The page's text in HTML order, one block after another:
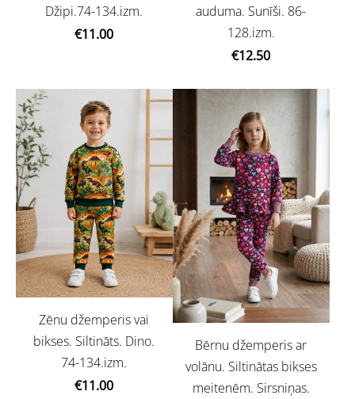
Džipi.74-134.izm.
€11.00
auduma. Sunīši. 86-
128.izm.
€12.50
Zēnu džemperis vai
bikses. Siltināts. Dino.
74-134.izm.
€11.00
Bērnu džemperis ar
volānu. Siltinātas bikses
meitenēm. Sirsniņas.